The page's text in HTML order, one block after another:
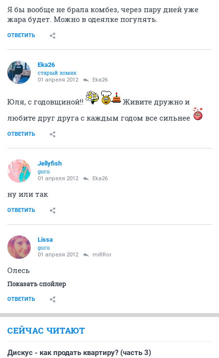
Я бы вообще не брала комбез, через пару дней уже
жара будет. Можно в одеялке погулять.
ОТВЕТИТЬ
Eka26
старый хомяк
01 апреля 2012 Eka26
Юля, с годовщиной!!
Живите дружно и
любите друг друга с каждым годом все сильнее
ОТВЕТИТЬ
Jellyfish
guru
01 апреля 2012 Eka26
ну или так
ОТВЕТИТЬ
Lissa
guru
01 апреля 2012 miRRor
Олесь
Показать спойлер
ОТВЕТИТЬ
СЕЙЧАС ЧИТАЮТ
Дискус - как продать квартиру? (часть 3)